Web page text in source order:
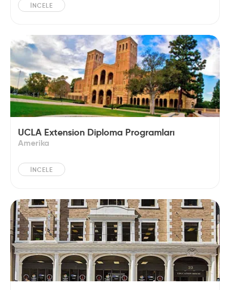
İNCELE
UCLA Extension Diploma Programları
Amerika
İNCELE